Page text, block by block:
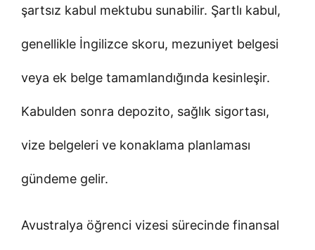
şartsız kabul mektubu sunabilir. Şartlı kabul,
genellikle İngilizce skoru, mezuniyet belgesi
veya ek belge tamamlandığında kesinleşir.
Kabulden sonra depozito, sağlık sigortası,
vize belgeleri ve konaklama planlaması
gündeme gelir.
Avustralya öğrenci vizesi sürecinde finansal